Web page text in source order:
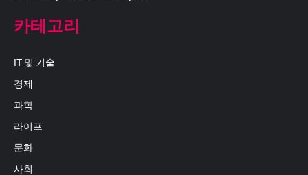
카테고리
IT 및 기술
경제
과학
라이프
문화
사회